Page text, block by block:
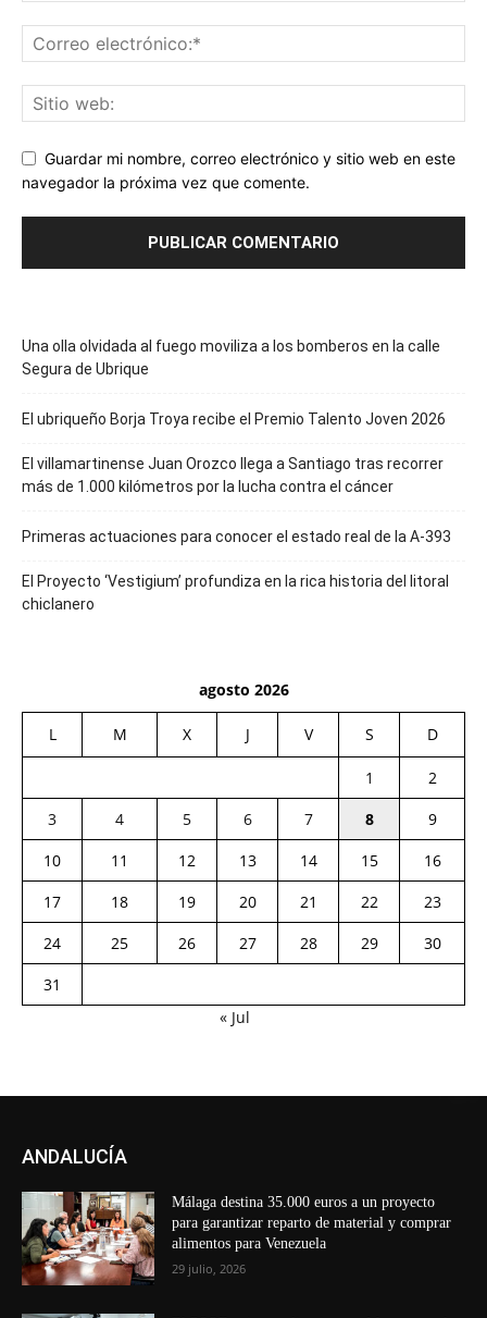
Guardar mi nombre, correo electrónico y sitio web en este
navegador la próxima vez que comente.
Una olla olvidada al fuego moviliza a los bomberos en la calle
Segura de Ubrique
El ubriqueño Borja Troya recibe el Premio Talento Joven 2026
El villamartinense Juan Orozco llega a Santiago tras recorrer
más de 1.000 kilómetros por la lucha contra el cáncer
Primeras actuaciones para conocer el estado real de la A-393
El Proyecto ‘Vestigium’ profundiza en la rica historia del litoral
chiclanero
agosto 2026
L M X J V S D
1
2
3
4 5 6 7 8
9
10
11 12 13 14 15
16
17
18 19 20 21 22
23
24
25 26 27 28 29
30
31
« Jul
ANDALUCÍA
Málaga destina 35.000 euros a un proyecto
para garantizar reparto de material y comprar
alimentos para Venezuela
29 julio, 2026